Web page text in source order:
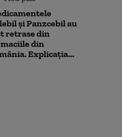
români au
de asalt
7 alături de
așteaptă să
și Panzcebil au
retrase din
din
Explicația...